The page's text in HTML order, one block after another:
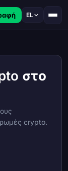
EL
στο
crypto.